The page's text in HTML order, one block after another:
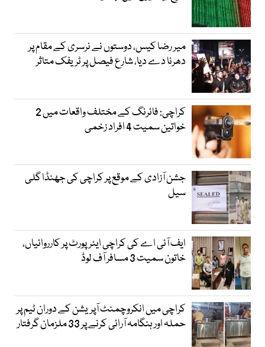
میر رضا کیس، دوستوں نے نرسری کے مقام پر
دھرنا دے دیا، شارع فیصل پر ٹریفک متاثر
کراچی: فائرنگ کے مختلف واقعات میں 2
خواتین سمیت 4 افراد زخمی
جشن آزادی کے موقع پر کراچی کی جھنڈا گلی
سیل
ایف آئی اے کی کراچی ایئرپورٹ پر کارروائیاں،
خاتون سمیت 3 مسافر آف لوڈ
کراچی میں انکروچمنٹ آپریشن کے دوران ٹیم پر
حملہ اور ہنگامہ آرائی کرنے پر 33 ملزمان گرفتار